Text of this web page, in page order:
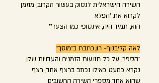
השירה הישראלית לנסוק בעשור הקרוב, מוזמן
לקרוא את 'הפלא
הוא, תמיד היה, אינסופי כמו הצער'"
לאה קליבנוף- רון,כתבת ב"מוסך"
"הספר, על כל תנועות הזמנים והעדויות שלו,
נקרא כמעט כאילו נכתב ברצף אחד, רצף
שהוא אחד מספרי השירה החשובים